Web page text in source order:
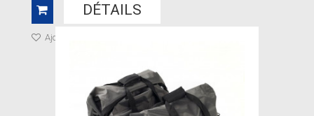
DÉTAILS
Ajouter à ma liste de cadeaux